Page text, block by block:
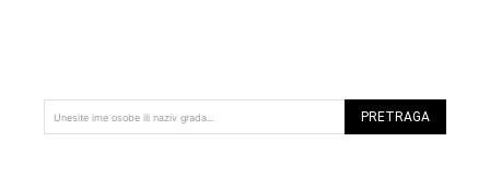
Unesite ime osobe ili naziv grada... PRETRAGA